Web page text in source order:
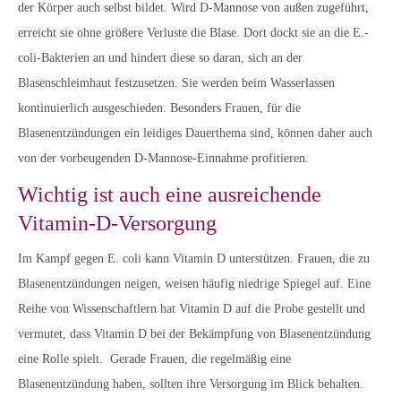
der Körper auch selbst bildet. Wird D-Mannose von außen zugeführt,
erreicht sie ohne größere Verluste die Blase. Dort dockt sie an die E.-
coli-Bakterien an und hindert diese so daran, sich an der
Blasenschleimhaut festzusetzen. Sie werden beim Wasserlassen
kontinuierlich ausgeschieden. Besonders Frauen, für die
Blasenentzündungen ein leidiges Dauerthema sind, können daher auch
von der vorbeugenden D-Mannose-Einnahme profitieren.
Wichtig ist auch eine ausreichende
Vitamin-D-Versorgung
Im Kampf gegen E. coli kann Vitamin D unterstützen. Frauen, die zu
Blasenentzündungen neigen, weisen häufig niedrige Spiegel auf. Eine
Reihe von Wissenschaftlern hat Vitamin D auf die Probe gestellt und
vermutet, dass Vitamin D bei der Bekämpfung von Blasenentzündung
eine Rolle spielt. Gerade Frauen, die regelmäßig eine
Blasenentzündung haben, sollten ihre Versorgung im Blick behalten.